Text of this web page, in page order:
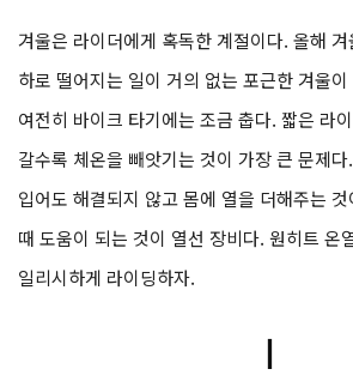
겨울은 라이더에게 혹독한 계절이다. 올해
하로 떨어지는 일이 거의 없는 포근한 겨울
여전히 바이크 타기에는 조금 춥다. 짧은 라
갈수록 체온을 빼앗기는 것이 가장 큰 문제
입어도 해결되지 않고 몸에 열을 더해주는
때 도움이 되는 것이 열선 장비다. 원히트 온
일리시하게 라이딩하자.
ㅣ